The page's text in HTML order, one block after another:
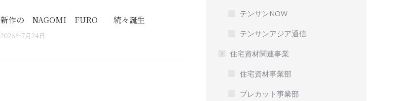
新作の NAGOMI FURO 続々誕生
2026年7月24日
テンサンNOW
テンサンアジア通信
住宅資材関連事業
住宅資材事業部
プレカット事業部